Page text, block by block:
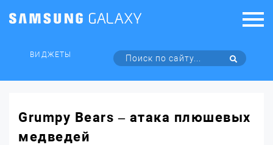
ВИДЖЕТЫ
Grumpy Bears – атака плюшевых
медведей